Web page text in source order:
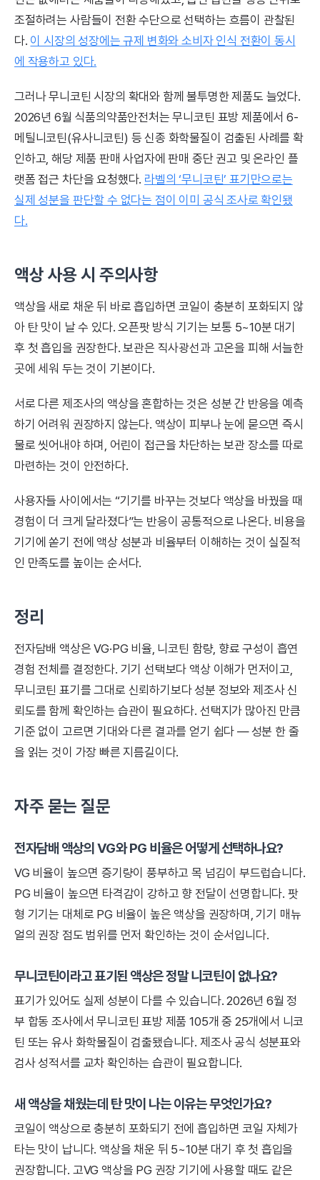
조절하려는 사람들이 전환 수단으로 선택하는 흐름이 관찰된
다. 이 시장의 성장에는 규제 변화와 소비자 인식 전환이 동시
에 작용하고 있다.
그러나 무니코틴 시장의 확대와 함께 불투명한 제품도 늘었다.
2026년 6월 식품의약품안전처는 무니코틴 표방 제품에서 6-
메틸니코틴(유사니코틴) 등 신종 화학물질이 검출된 사례를 확
인하고, 해당 제품 판매 사업자에 판매 중단 권고 및 온라인 플
랫폼 접근 차단을 요청했다. 라벨의 ‘무니코틴’ 표기만으로는
실제 성분을 판단할 수 없다는 점이 이미 공식 조사로 확인됐
다.
액상 사용 시 주의사항
액상을 새로 채운 뒤 바로 흡입하면 코일이 충분히 포화되지 않
아 탄 맛이 날 수 있다. 오픈팟 방식 기기는 보통 5~10분 대기
후 첫 흡입을 권장한다. 보관은 직사광선과 고온을 피해 서늘한
곳에 세워 두는 것이 기본이다.
서로 다른 제조사의 액상을 혼합하는 것은 성분 간 반응을 예측
하기 어려워 권장하지 않는다. 액상이 피부나 눈에 묻으면 즉시
물로 씻어내야 하며, 어린이 접근을 차단하는 보관 장소를 따로
마련하는 것이 안전하다.
사용자들 사이에서는 “기기를 바꾸는 것보다 액상을 바꿨을 때
경험이 더 크게 달라졌다”는 반응이 공통적으로 나온다. 비용을
기기에 쏟기 전에 액상 성분과 비율부터 이해하는 것이 실질적
인 만족도를 높이는 순서다.
정리
전자담배 액상은 VG·PG 비율, 니코틴 함량, 향료 구성이 흡연
경험 전체를 결정한다. 기기 선택보다 액상 이해가 먼저이고,
무니코틴 표기를 그대로 신뢰하기보다 성분 정보와 제조사 신
뢰도를 함께 확인하는 습관이 필요하다. 선택지가 많아진 만큼
기준 없이 고르면 기대와 다른 결과를 얻기 쉽다 — 성분 한 줄
을 읽는 것이 가장 빠른 지름길이다.
자주 묻는 질문
전자담배 액상의 VG와 PG 비율은 어떻게 선택하나요?
VG 비율이 높으면 증기량이 풍부하고 목 넘김이 부드럽습니다.
PG 비율이 높으면 타격감이 강하고 향 전달이 선명합니다. 팟
형 기기는 대체로 PG 비율이 높은 액상을 권장하며, 기기 매뉴
얼의 권장 점도 범위를 먼저 확인하는 것이 순서입니다.
무니코틴이라고 표기된 액상은 정말 니코틴이 없나요?
표기가 있어도 실제 성분이 다를 수 있습니다. 2026년 6월 정
부 합동 조사에서 무니코틴 표방 제품 105개 중 25개에서 니코
틴 또는 유사 화학물질이 검출됐습니다. 제조사 공식 성분표와
검사 성적서를 교차 확인하는 습관이 필요합니다.
새 액상을 채웠는데 탄 맛이 나는 이유는 무엇인가요?
코일이 액상으로 충분히 포화되기 전에 흡입하면 코일 자체가
타는 맛이 납니다. 액상을 채운 뒤 5~10분 대기 후 첫 흡입을
권장합니다. 고VG 액상을 PG 권장 기기에 사용할 때도 같은